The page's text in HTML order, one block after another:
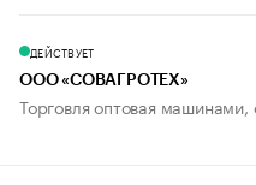
ДЕЙСТВУЕТ
ООО «СОВАГРОТЕХ»
Торговля оптовая